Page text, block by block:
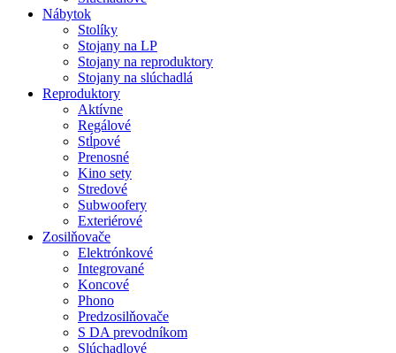
Nábytok
Stolíky
Stojany na LP
Stojany na reproduktory
Stojany na slúchadlá
Reproduktory
Aktívne
Regálové
Stĺpové
Prenosné
Kino sety
Stredové
Subwoofery
Exteriérové
Zosilňovače
Elektrónkové
Integrované
Koncové
Phono
Predzosilňovače
S DA prevodníkom
Slúchadlové